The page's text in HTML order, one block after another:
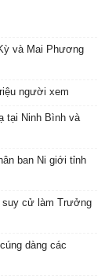
và Mai Phương
người xem
tại Ninh Bình và
ban Ni giới tỉnh
suy cử làm Trưởng
dàng các